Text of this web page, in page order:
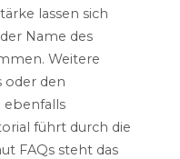
lassen sich
Name des
Weitere
oder den
führt durch die
FAQs steht das